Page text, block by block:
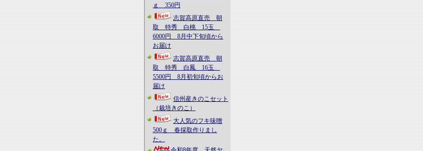
ｇ 350円
志賀高原直売 朝
取 特秀 白桃 15玉
6000円 8月中下旬頃から
お届け
志賀高原直売 朝
取 特秀 白鳳 16玉
5500円 8月初旬頃からお
届け
信州産きのこセット
（栽培きのこ）
大人気のフキ味噌
500ｇ 春採取作りまし
た。